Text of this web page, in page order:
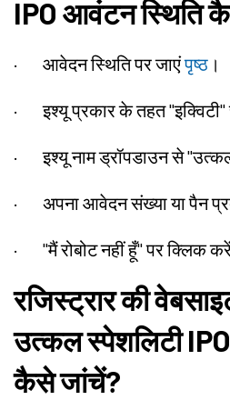
IPO आवंटन स्थिति
· आवेदन स्थिति पर जाएंपृष्ठ ।
·इश्यू प्रकार के तहत
·इश्यू नाम ड्रॉपडाउन से
· अपना आवेदन संख्या या पैन
· "मैं रोबोट नहीं हूँ" पर क्लिक
रजिस्ट्रार की
उत्कल स्पेशलिटी
कैसे जांचें?